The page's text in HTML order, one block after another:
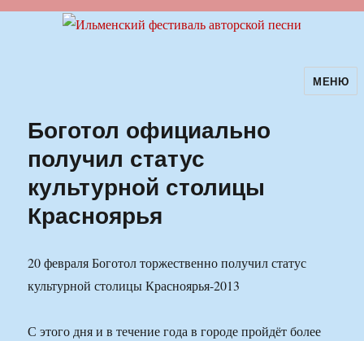
Ильменский фестиваль авторскойМЕНЮ
Боготол официально
получил статус
культурной столицы
Красноярья
20 февраля Боготол торжественно получил статус
культурной столицы Красноярья-2013
С этого дня и в течение года в городе пройдёт более